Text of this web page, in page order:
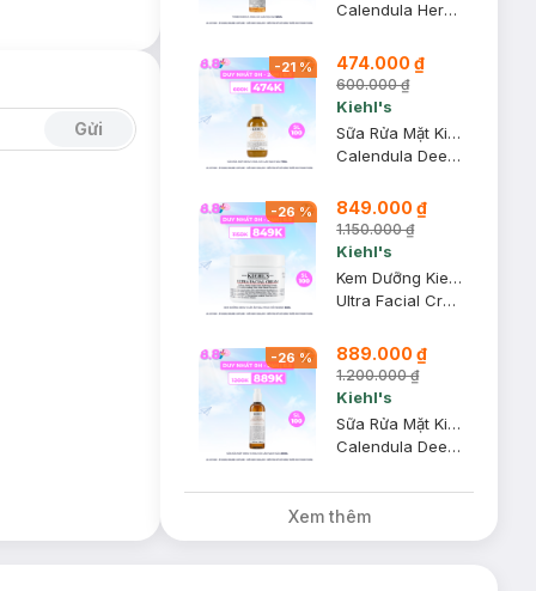
Gửi
Calendula Herbal Extract Alcohol-Free Toner
-21% 474.000 ₫
600.000 ₫
Kiehl's
Sữa Rửa Mặt Kiehl's Hoa Cúc Làm Sạch Sâu 75ml
Calendula Deep Cleansing Foaming Face Wash
-26 % 849.000 ₫
1.150.000 ₫
Kiehl's
Kem Dưỡng Kiehl's Cấp Ẩm Sâu, Phục Hồi Nhanh 50ml
Ultra Facial Cream
-26 % 889.000 ₫
1.200.000 ₫
Kiehl's
Sữa Rửa Mặt Kiehl's Hoa Cúc Làm Sạch Sâu 230ml
Calendula Deep Cleansing Foaming Face Wash
Xem thêm